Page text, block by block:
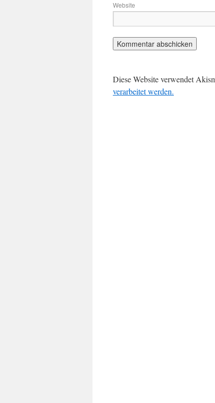
Website
Diese Website verwendet
verarbeitet werden.